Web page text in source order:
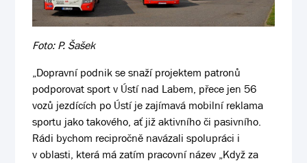
Foto: P. Šašek
„Dopravní podnik se snaží projektem patronů
podporovat sport v Ústí nad Labem, přece jen 56
vozů jezdících po Ústí je zajímavá mobilní reklama
sportu jako takového, ať již aktivního či pasivního.
Rádi bychom recipročně navázali spolupráci i
v oblasti, která má zatím pracovní název „Když za